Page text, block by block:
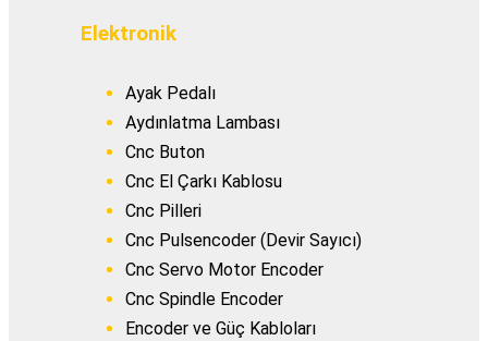
Elektronik
Ayak Pedalı
Aydınlatma Lambası
Cnc Buton
Cnc El Çarkı Kablosu
Cnc Pilleri
Cnc Pulsencoder (Devir Sayıcı)
Cnc Servo Motor Encoder
Cnc Spindle Encoder
Encoder ve Güç Kabloları